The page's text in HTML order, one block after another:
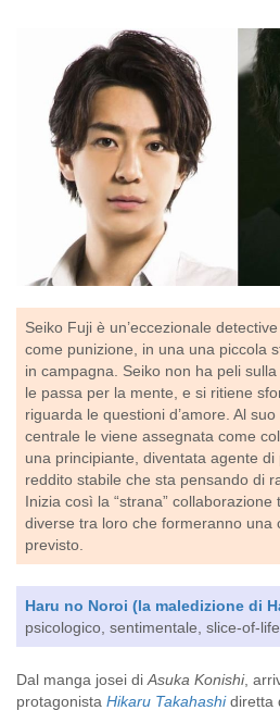
Seiko Fuji è un’eccezionale
come punizione, in una una piccola
in campagna. Seiko non ha peli
le passa per la mente, e si ritiene
riguarda le questioni d’amore. Al
centrale le viene assegnata come
una principiante, diventata agente
reddito stabile che sta pensando di
Inizia così la “strana”
diverse tra loro che formeranno una
previsto.
Haru no Noroi (la maledizione di
psicologico, sentimentale, slice-of-
Dal manga josei diAsuka Konishi,
protagonista Hikaru Takahashidiretta